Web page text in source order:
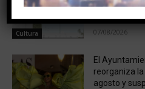
Cultura
un paso
proyecto por
07/08/2026
El
reorganiza
agosto y